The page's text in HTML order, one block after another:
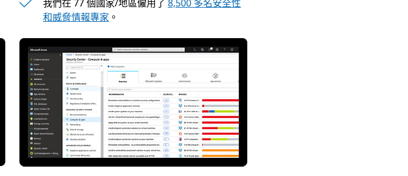
我們在 77 個國家/地區僱用了 8,500 多名安全性
和威脅情報專家 。